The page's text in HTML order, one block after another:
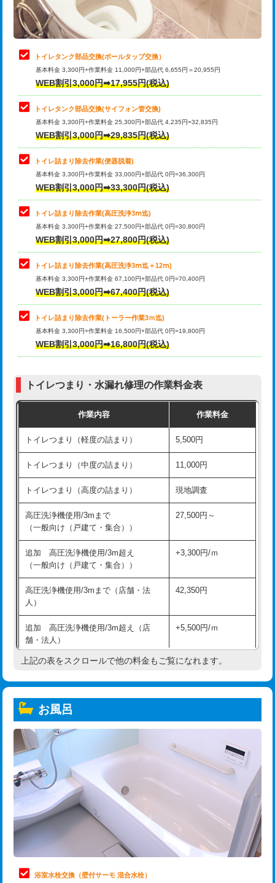
トイレタンク部品交換(ボールタップ交換）
基本料金 3,300円+作業料金 11,000円+部品代 6,655円＝20,955円
WEB割引3,000円➡17,955円(税込)
トイレタンク部品交換(サイフォン管交換)
基本料金 3,300円+作業料金 25,300円+部品代 4,235円=32,835円
WEB割引3,000円➡29,835円(税込)
トイレ詰まり除去作業(便器脱着)
基本料金 3,300円+作業料金 33,000円+部品代 0円=36,300円
WEB割引3,000円➡33,300円(税込)
トイレ詰まり除去作業(高圧洗浄3ⅿ迄)
基本料金 3,300円+作業料金 27,500円+部品代 0円=30,800円
WEB割引3,000円➡27,800円(税込)
トイレ詰まり除去作業(高圧洗浄3ⅿ迄＋12ⅿ)
基本料金 3,300円+作業料金 67,100円+部品代 0円=70,400円
WEB割引3,000円➡67,400円(税込)
トイレ詰まり除去作業(トーラー作業3ｍ迄)
基本料金 3,300円+作業料金 16,500円+部品代 0円=19,800円
WEB割引3,000円➡16,800円(税込)
トイレつまり・水漏れ修理の作業料金表
作業内容 作業料金
トイレつまり（軽度の詰まり） 5,500円
トイレつまり（中度の詰まり） 11,000円
トイレつまり（高度の詰まり） 現地調査
高圧洗浄機使用/3mまで
（一般向け（戸建て・集合））
27,500円～
追加 高圧洗浄機使用/3m超え
（一般向け（戸建て・集合））
+3,300円/ｍ
高圧洗浄機使用/3mまで（店舗・法
人）
42,350円
追加 高圧洗浄機使用/3m超え（店
舗・法人）
+5,500円/ｍ
高度高圧洗浄換 現地調査
トーラー機使用/3mまで
追加トーラー機使用/3m超え
カメラ調査 33,000円
桝清掃 8,800円
止水・漏水調査・防水処理・清掃・修
理・調整・分解・加工など（軽作業）
止水・漏水調査・防水処理・清掃・修
理・調整・分解・加工など（中作業）
22,000円
上記の表をスクロールで他の料金もご覧になれます。
お風呂
浴室水栓交換（壁付サーモ 混合水栓）